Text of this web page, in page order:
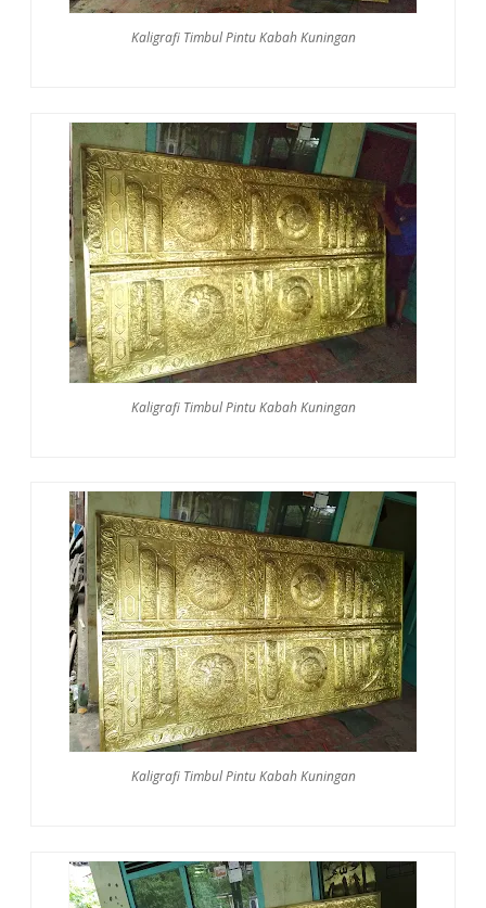
Kaligrafi Timbul Pintu Kabah Kuningan
Kaligrafi Timbul Pintu Kabah Kuningan
Kaligrafi Timbul Pintu Kabah Kuningan